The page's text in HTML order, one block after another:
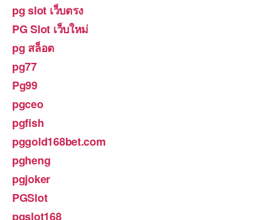
pg slot เว็บตรง
PG Slot เว็บใหม่
pg สล็อต
pg77
Pg99
pgceo
pgfish
pggold168bet.com
pgheng
pgjoker
PGSlot
pgslot168